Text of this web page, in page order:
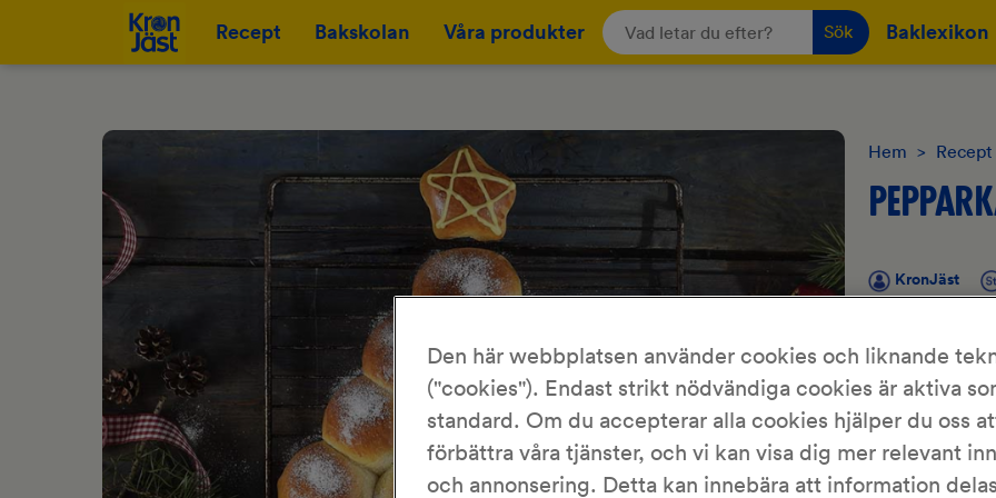
Recept Bakskolan Våra produkter Sök Baklexikon
Hem > Recept
KronJäst
med julkänsla.
till
Den här webbplatsen använder cookies och liknande
("cookies"). Endast strikt nödvändiga cookies är aktiva
standard. Om du accepterar alla cookies hjälper du oss
förbättra våra tjänster, och vi kan visa dig mer relevant
och annonsering. Detta kan innebära att information